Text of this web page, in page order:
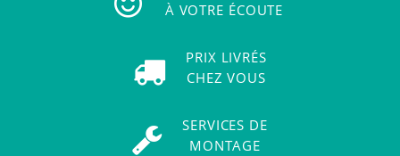
À VOTRE ÉCOUTE
PRIX LIVRÉS
CHEZ VOUS
SERVICES DE
MONTAGE